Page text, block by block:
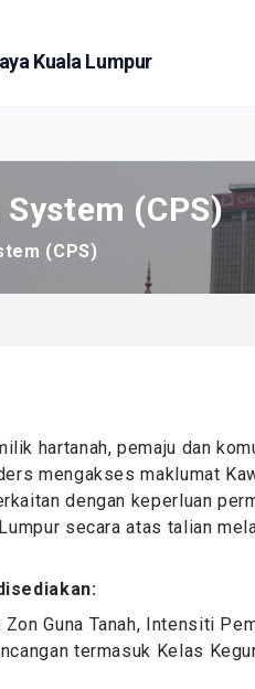
Kuala Lumpur
(CPS)
(CPS)
hartanah, pemaju dan
mengakses maklumat
dengan keperluan
secara atas talian
Guna Tanah, Intensiti
termasuk Kelas